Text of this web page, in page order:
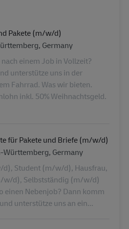
Pakete (m/w/d)
Germany
einem Job in Vollzeit?
unterstütze uns in der
Fahrrad. Was wir bieten.
inkl. 50% Weihnachtsgeld.
für Pakete und Briefe (m/w/d)
Württemberg, Germany
d), Student (m/w/d), Hausfrau,
d), Selbstständig (m/w/d)
einen Nebenjob? Dann komm
unterstütze uns an ein...